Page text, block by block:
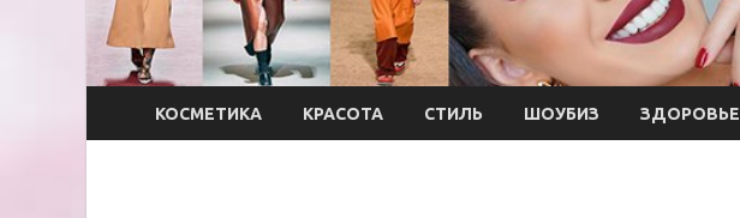
КОСМЕТИКА КРАСОТА СТИЛЬ ШОУБИЗ ЗДОРОВЬЕ